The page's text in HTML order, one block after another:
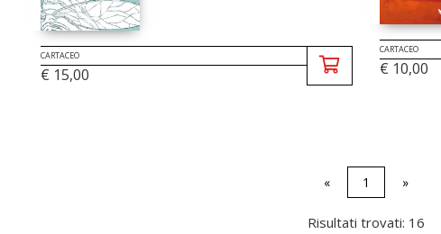
CARTACEO
€ 15,00
CARTACEO
€ 10,00
« 1 »
Risultati trovati: 16